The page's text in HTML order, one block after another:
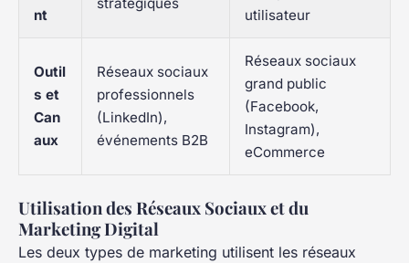
nt
utilisateur
Outil
s et
Can
aux
Réseaux sociaux
professionnels
(LinkedIn),
événements B2B
Réseaux sociaux
grand public
(Facebook,
Instagram),
eCommerce
Utilisation des Réseaux Sociaux et du
Marketing Digital
Les deux types de marketing utilisent les réseaux